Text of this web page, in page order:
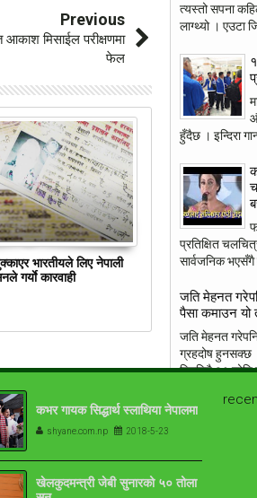
Previous
आकाश मिसाईल परीक्षणमा
फेल
भारतीयले लिए नेपाली
गर्याे कारवाही
23
May
कांग्रेस उपसभापति
त्यस्तो सपना
लाग्थ्यो । एउटा
हुँदैछ । इन्दिरा
प्रतिक्षित
सार्वजनिक भएसँगै
जति मेहनत
पैसा कमाउन यो
जति मेहनत
ग्रहदोष हुनसक्छ
दिनदिनै २१
संसारकै यी ११
सामान्य हो । जब
नसक्ने कपडा
कभर गायक सिद्धार्थ स्लाथिया नेपालमा
shyane.com.np 2018-5-23
खेलकुदमन्त्री जेबी सुनारको ५० तोला